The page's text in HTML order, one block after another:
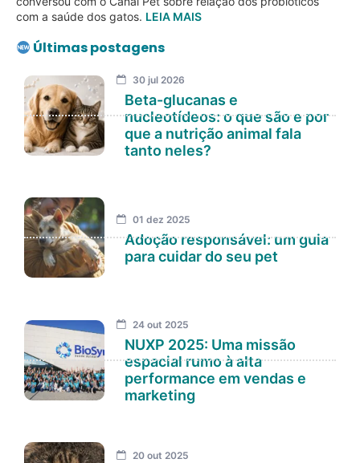
com a saúde dos gatos. LEIA MAIS
Últimas postagens
30 jul 2026
Beta-glucanas e
nucleotídeos: o que são e por
que a nutrição animal fala
tanto neles?
01 dez 2025
Adoção responsável: um guia
para cuidar do seu pet
24 out 2025
NUXP 2025: Uma missão
espacial rumo à alta
performance em vendas e
marketing
20 out 2025